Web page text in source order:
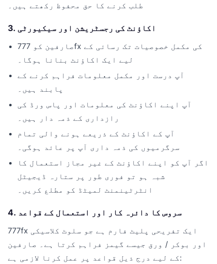
طلب کرنے کا حق محفوظ رکھتے ہیں۔
3. اکاؤنٹ کی رجسٹریشن اور سیکیورٹی
صارفین کو 777fx کی مکمل خصوصیات تک رسائی کے
لیے ایک اکاؤنٹ بنانا ہوگا۔
آپ درست اور مکمل معلومات فراہم کرنے کے
پابند ہیں۔
آپ اپنے اکاؤنٹ کی معلومات اور پاس ورڈ کی
رازداری کے ذمہ دار ہیں۔
آپ کے اکاؤنٹ کے ذریعے ہونے والی تمام
سرگرمیوں کی ذمہ داری آپ پر عائد ہوگی۔
اگر آپ کو اپنے اکاؤنٹ کے غیر مجاز استعمال کا
شبہ ہو تو فوری طور پر ستارہ ڈیجیٹل
انٹرٹینمنٹ لمیٹڈ کو مطلع کریں۔
4. سروس کا دائرہ کار اور استعمال کے قواعد
777fx ایک تفریحی پلیٹ فارم ہے جو سلوٹ کلاسیکی
اور بوکر / ورق جیسے گیمز فراہم کرتا ہے۔ صارفین
کے لیے درج ذیل قواعد پر عمل کرنا لازمی ہے: